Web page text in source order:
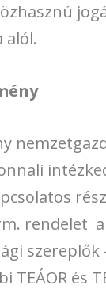
alól.
TEÁOR és